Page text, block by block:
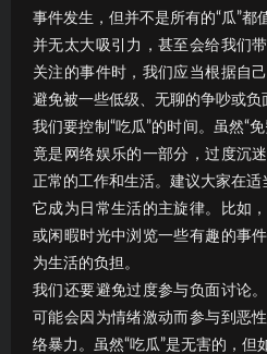
事件发生，但并不是所有的“瓜”都
并无太大吸引力，甚至会给我们
关注的事件时，我们应当根据自
避免被一些低级、无聊的争吵或负
我们要控制“吃瓜”的时间。虽然“
竟是网络娱乐的一部分，过度沉
正常的工作和生活。建议大家在适
它成为日常生活的主旋律。比如
或闲暇时光中浏览一些有趣的事
为生活的负担。
我们还要避免过度参与负面讨论
可能会因为情绪激动而参与到恶
络暴力。虽然“吃瓜”是无害的，但